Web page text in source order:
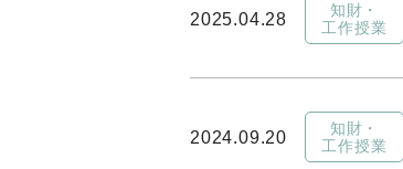
2025.04.28
知財・
工作授業
2024.09.20
知財・
工作授業